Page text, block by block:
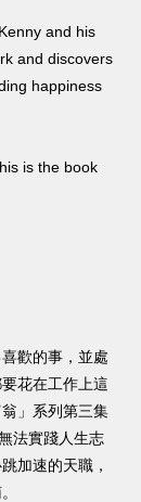
and his
and discovers
happiness
is the book
歡的事，並處
花在工作上這
」系列第三集
法實踐人生志
加速的天職，